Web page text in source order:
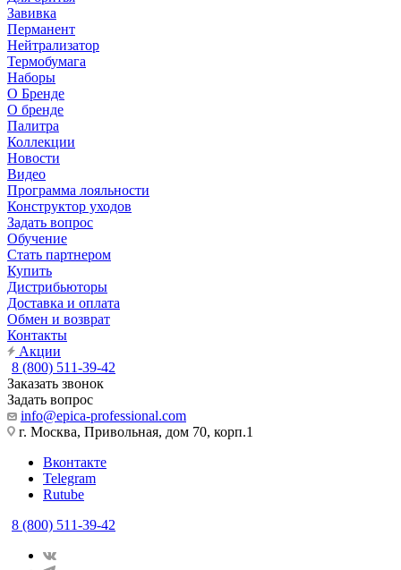
Завивка
Перманент
Нейтрализатор
Термобумага
Наборы
О Бренде
О бренде
Палитра
Коллекции
Новости
Видео
Программа лояльности
Конструктор уходов
Задать вопрос
Обучение
Стать партнером
Купить
Дистрибьюторы
Доставка и оплата
Обмен и возврат
Контакты
Акции
8 (800) 511-39-42
Заказать звонок
Задать вопрос
info@epica-professional.com
г. Москва, Привольная, дом 70, корп.1
Вконтакте
Telegram
Rutube
8 (800) 511-39-42